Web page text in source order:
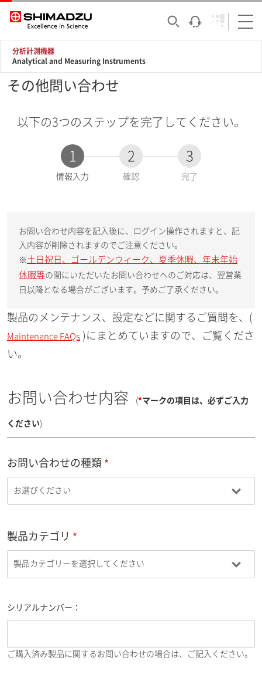
分析計測機器
Analytical and Measuring Instruments
その他問い合わせ
以下の3つのステップを完了してください。
1
現
情報入力
2
確認
3
完了
お問い合わせ内容を記入後に、ログイン操作されますと、記
入内容が削除されますのでご注意ください。
※ 土日祝日、ゴールデンウィーク、夏季休暇、年末年始
休暇等の間にいただいたお問い合わせへのご対応は、翌営業
日以降となる場合がございます。予めご了承ください。
製品のメンテナンス、設定などに関するご質問を、(
Maintenance FAQs )にまとめていますので、ご覧くださ
い。
お問い合わせ内容 (*マークの項目は、必ずご入力
ください)
お問い合わせの種類
製品カテゴリ
シリアルナンバー：
ご購入済み製品に関するお問い合わせの場合は、ご記入ください。